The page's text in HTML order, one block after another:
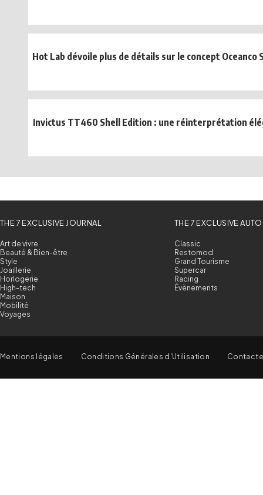
Hot Lab dévoile plus de détails sur le concept
Invictus TT460 Shell Edition : une réinterprétation
THE 7 EXCLUSIVE JOURNAL
Art de vivre
Beauté & Bien-être
Style
Joaillerie
Horlogerie
High-tech
Maison
Mobilité
Voyages
THE 7 EXCLUSIVE AUTO
Classic
Restomod
Grand Tourisme
Supercar
Racing
Évènements
Mentions légales Conditions Générales d'Utilisation